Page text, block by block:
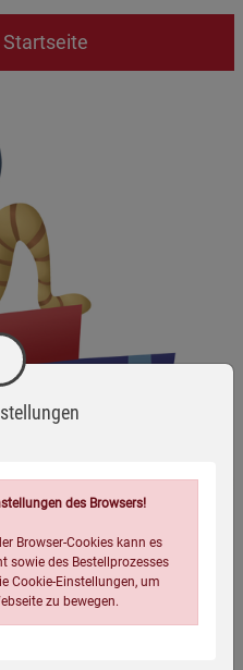
des Browsers!
Browser-Cookies kann es
sowie des Bestellprozesses
Cookie-Einstellungen, um
zu bewegen.